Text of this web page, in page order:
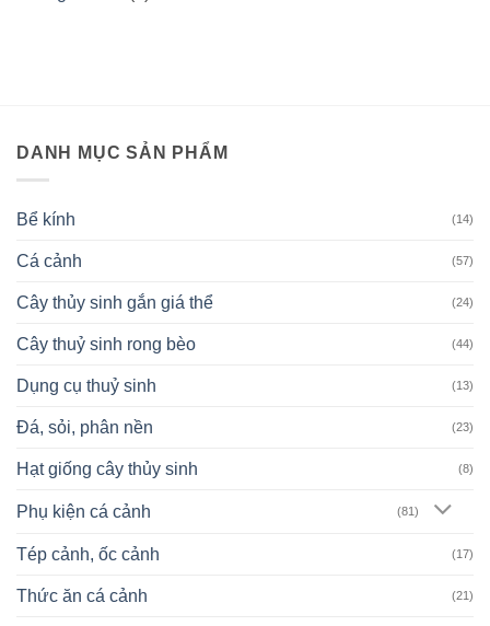
DANH MỤC SẢN PHẨM
Bể kính (14)
Cá cảnh (57)
Cây thủy sinh gắn giá thể (24)
Cây thuỷ sinh rong bèo (44)
Dụng cụ thuỷ sinh (13)
Đá, sỏi, phân nền (23)
Hạt giống cây thủy sinh (8)
Phụ kiện cá cảnh (81)
Tép cảnh, ốc cảnh (17)
Thức ăn cá cảnh (21)